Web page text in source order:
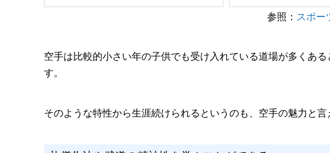
参照： スポー
空手は比較的小さい年の子供でも受け入れている道場が多くあ
す。
そのような特性から生涯続けられるというのも、空手の魅力と言